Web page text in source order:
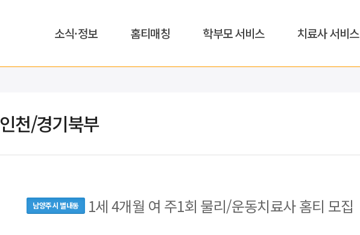
소식·정보 홈티매칭 학부모 서비스 치료사 서비스
인천/경기북부
남양주시 별내동 1세 4개월 여 주1회 물리/운동치료사 홈티 모집